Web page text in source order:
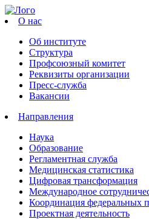
О нас
Об институте
Структура
Профсоюзный комитет
Реквизиты организации
Пресс-служба
Вакансии
Направления
Наука
Образование
Регламентная служба
Медицинская статистика
Цифровая трансформация
Международное
Координация федеральных
Проектная деятельность